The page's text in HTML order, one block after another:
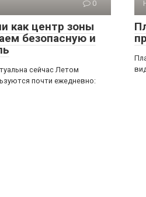
0
как центр зоны
безопасную и
сейчас Летом
почти ежедневно: